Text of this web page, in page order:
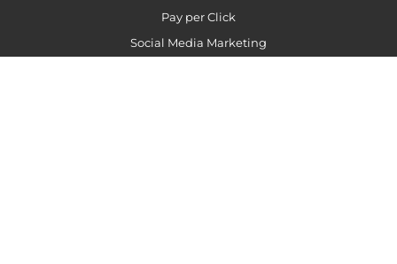
Pay per Click
Social Media Marketing